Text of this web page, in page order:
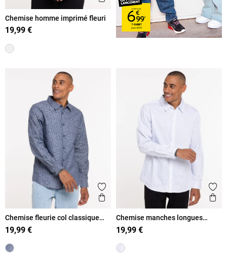
Chemise homme imprimé fleuri
19,99 €
Ajouter aux favoris
Aperçu rapide
Chemise fleurie col classique
homme
19,99 €
Chemise manches longues
imprimée homme
19,99 €